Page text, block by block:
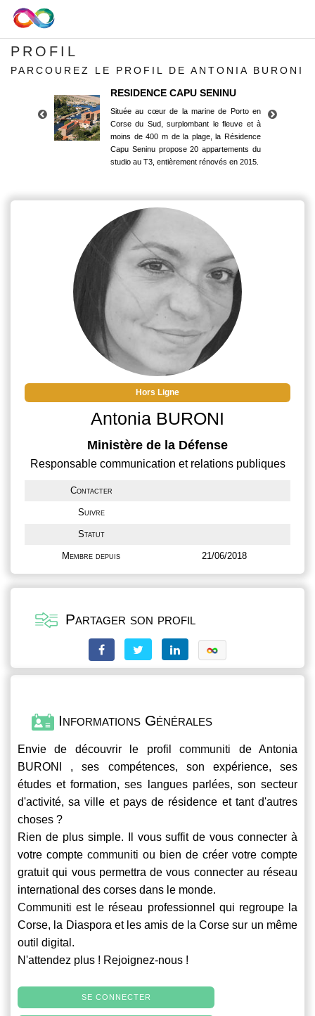
PROFIL
PARCOUREZ LE PROFIL DE ANTONIA BURONI
RESIDENCE CAPU SENINU
Située au cœur de la marine de Porto en
Corse du Sud, surplombant le fleuve et à
moins de 400 m de la plage, la Résidence
Capu Seninu propose 20 appartements du
studio au T3, entièrement rénovés en 2015.
Corse du Sud, surplombant le fleuve et à
moins de 400 m de la plage, la Résidence
Capu Seninu propose 20 appartements du
studio au T3, entièrement rénovés en 2015.
Hors Ligne
Antonia BURONI
Ministère de la Défense
Responsable communication et relations publiques
Contacter
Suivre
Statut
Membre depuis 21/06/2018
Partager son profil
Informations Générales
Envie de découvrir le profilcommuniti de Antonia
BURONI , ses compétences, son expérience, ses
études et formation, ses langues parlées, son secteur
d'activité, sa ville et pays de résidence et tant d'autres
choses ?
Rien de plus simple. Il vous suffit de vous connecter à
votre compte communiti ou bien de créer votre compte
gratuit qui vous permettra de vous connecter au réseau
international des corses dans le monde.
Communiti est le réseau professionnel qui regroupe la
Corse, la Diaspora et les amis de la Corse sur un même
outil digital.
N'attendez plus ! Rejoignez-nous !
SE CONNECTER